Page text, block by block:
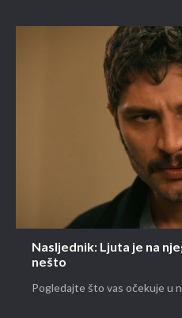
Nasljednik: Ljuta je na
nešto
Pogledajte što vas očekuje u